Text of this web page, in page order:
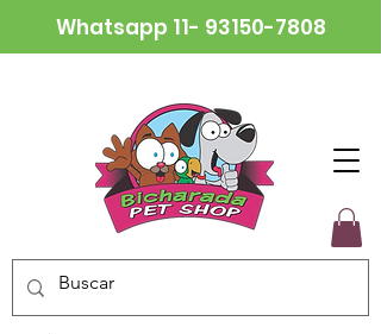
Whatsapp 11- 93150-7808